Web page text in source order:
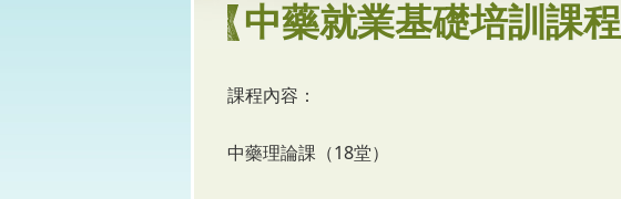
中藥就業基礎培訓課程
課程內容：
中藥理論課（18堂）